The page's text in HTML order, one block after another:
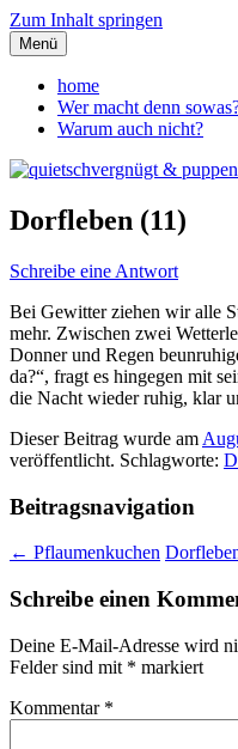
Zum Inhalt springen
puppenlustig
Menü
home
Wer macht denn
Warum auch nicht?
Dorfleben (11)
Schreibe eine Antwort
Bei Gewitter ziehen wir alle
mehr. Zwischen zwei
Donner und Regen
da?“, fragt es hingegen mit
die Nacht wieder ruhig, klar
Dieser Beitrag wurde am
veröffentlicht. Schlagworte:
Beitragsnavigation
← Pflaumenkuchen
Schreibe einen
Deine E-Mail-Adresse wird
Felder sind mit * markiert
Kommentar *